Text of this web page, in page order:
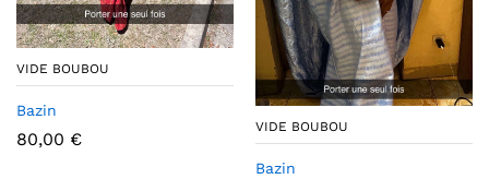
VIDE BOUBOU
Bazin
80,00 €
VIDE BOUBOU
Bazin